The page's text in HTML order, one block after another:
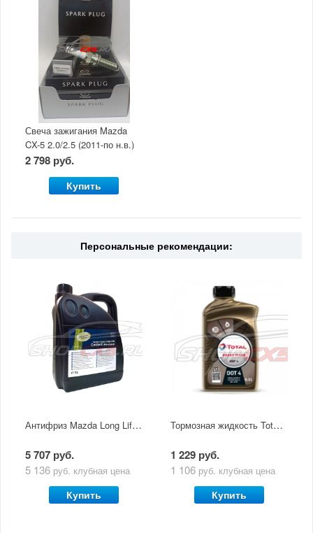
Свеча зажигания Mazda
CX-5 2.0/2.5 (2011-по н.в.)
2 798 руб.
Купить
Персональные рекомендации:
Антифриз Mazda Long Life FL-22 5л.
5 707 руб.
5 136 руб. клубная цена
Купить
Тормозная жидкость Total HBF Dot4 0.5л
1 229 руб.
1 106 руб. клубная цена
Купить